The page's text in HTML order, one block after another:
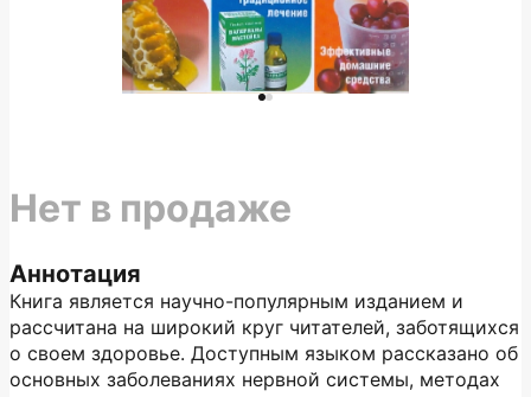
Аннотация
Книга является научно-популярным изданием и
рассчитана на широкий круг читателей, заботящихся
о своем здоровье. Доступным языком рассказано об
основных заболеваниях нервной системы, методах
Нет в продаже